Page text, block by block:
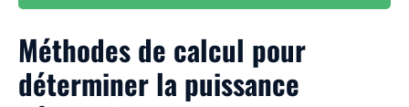
Méthodes de calcul pour
déterminer la puissance